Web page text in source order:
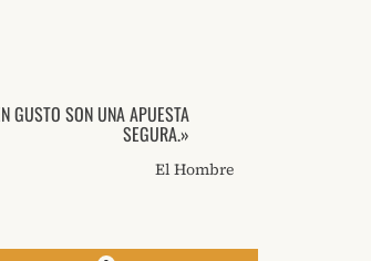
GUSTO SON UNA APUESTA
SEGURA.»
El Hombre